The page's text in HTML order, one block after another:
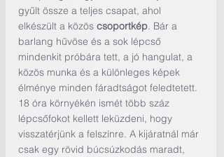
gyűlt össze a teljes csapat, ahol
elkészült a közös csoportkép. Bár a
barlang hűvöse és a sok lépcső
mindenkit próbára tett, a jó hangulat, a
közös munka és a különleges képek
élménye minden fáradtságot feledtetett.
18 óra környékén ismét több száz
lépcsőfokot kellett leküzdeni, hogy
visszatérjünk a felszínre. A kijáratnál már
csak egy rövid búcsúzkodás maradt,